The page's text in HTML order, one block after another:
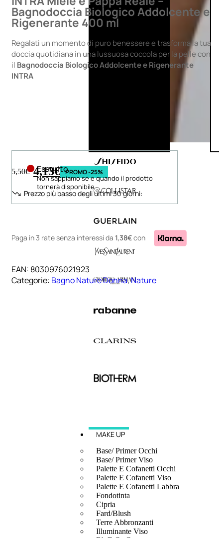
MAKE UP
Base/ Primer Occhi
Base/ Primer Viso
Palette E Cofanetti Occhi
Palette E Cofanetti Viso
Palette E Cofanetti Labbra
Fondotinta
Cipria
Fard/Blush
Terre Abbronzanti
Illuminante Viso
Bagnodoccia Biologico Addolcente e
Rigenerante 400 ml
Regalati un momento di puro benessere e trasforma la tua
doccia quotidiana in una lussuosa coccola per la pelle con
il Bagnodoccia Biologico Addolcente e Rigenerante
INTRA
5,50€ 4,13€ PROMO -25%
Prezzo più basso degli ultimi 30 giorni:
Esaurito
Non sappiamo se e quando il prodotto
tornerà disponibile
Paga in 3 rate senza interessi da 1,38€con
EAN: 8030976021923
Categorie: Bagno Nature Donna,Nature